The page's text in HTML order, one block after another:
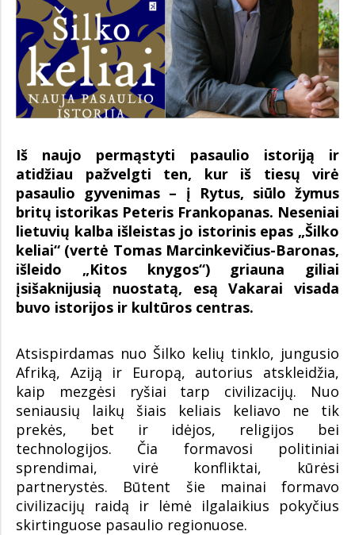
Iš naujo permąstyti pasaulio istoriją ir
atidžiau pažvelgti ten, kur iš tiesų virė
pasaulio gyvenimas – į Rytus, siūlo žymus
britų istorikas Peteris Frankopanas. Neseniai
lietuvių kalba išleistas jo istorinis epas „Šilko
keliai“ (vertė Tomas Marcinkevičius-Baronas,
išleido „Kitos knygos“) griauna giliai
įsišaknijusią nuostatą, esą Vakarai visada
buvo istorijos ir kultūros centras.
Atsispirdamas nuo Šilko kelių tinklo, jungusio
Afriką, Aziją ir Europą, autorius atskleidžia,
kaip mezgėsi ryšiai tarp civilizacijų. Nuo
seniausių laikų šiais keliais keliavo ne tik
prekės, bet ir idėjos, religijos bei
technologijos. Čia formavosi politiniai
sprendimai, virė konfliktai, kūrėsi
partnerystės. Būtent šie mainai formavo
civilizacijų raidą ir lėmė ilgalaikius pokyčius
skirtinguose pasaulio regionuose.